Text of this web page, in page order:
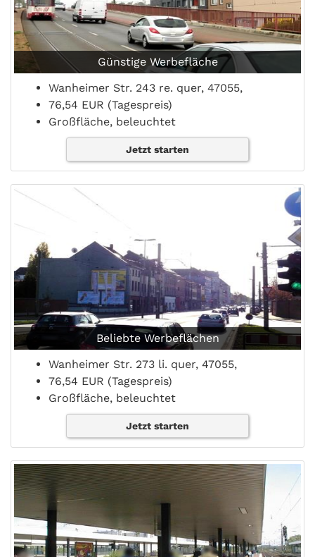
Günstige Werbefläche
Wanheimer Str. 243 re. quer, 47055,
76,54 EUR (Tagespreis)
Großfläche, beleuchtet
Jetzt starten
Beliebte Werbeflächen
Wanheimer Str. 273 li. quer, 47055,
76,54 EUR (Tagespreis)
Großfläche, beleuchtet
Jetzt starten